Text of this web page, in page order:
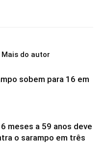
Mais do autor
sobem para 16 em
meses a 59 anos deve
o sarampo em três